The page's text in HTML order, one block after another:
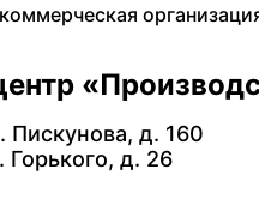
Пискунова, д. 160
Горького, д. 26